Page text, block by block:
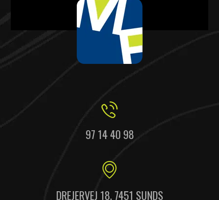
97 14 40 98
DREJERVEJ 18, 7451 SUNDS